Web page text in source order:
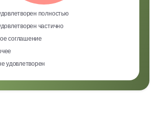
полностью
частично
соглашение
удовлетворен